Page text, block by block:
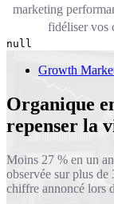
marketing
fidéliser vos
null
Growth
Organique
repenser la
Moins 27 % en un
observée sur plus
chiffre annoncé lors